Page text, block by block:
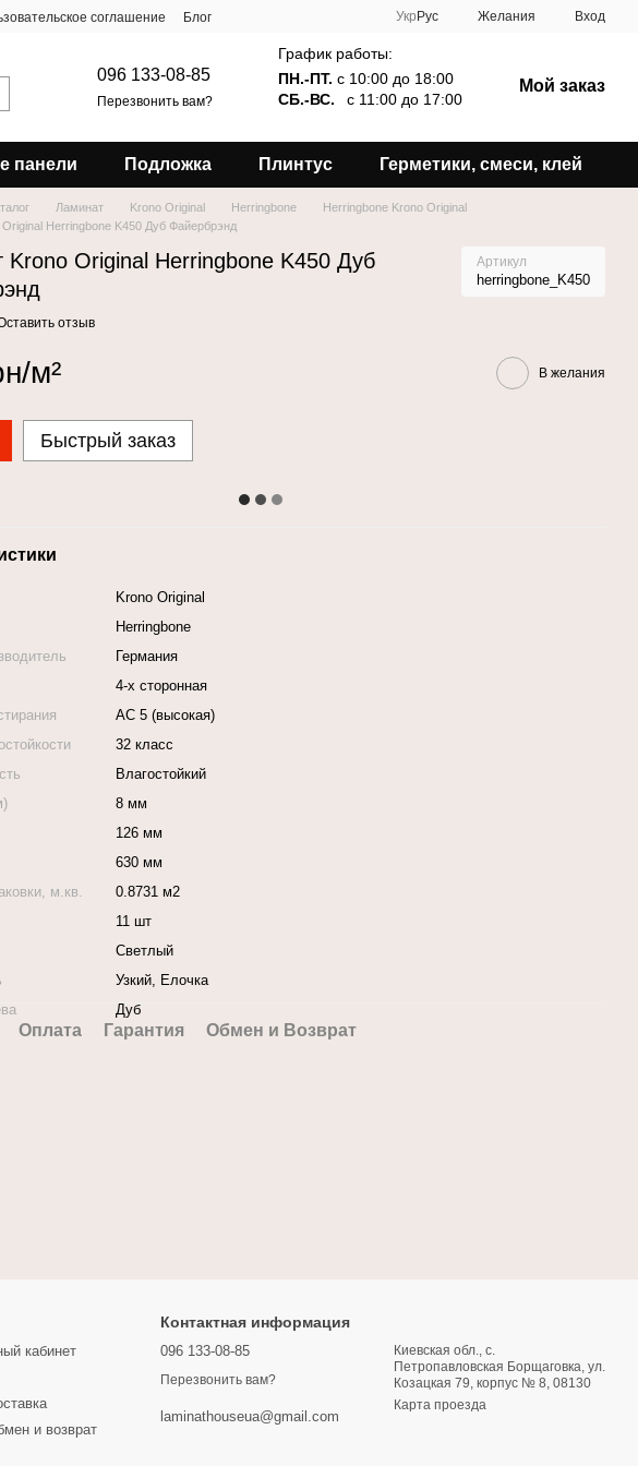
соглашение Блог Укр Рус Желания Вход
096 133-08-85
Перезвонить вам?
График работы:
ПН.-ПТ. с 10:00 до 18:00
СБ.-ВС.
с 11:00 до 17:00
Мой заказ
панели Подложка Плинтус Герметики, смеси, клей
Ламинат Krono Original Herringbone
Herringbone Krono Original
Herringbone K450 Дуб Файербрэнд
Krono Original Herringbone K450 Дуб
Артикул
herringbone_K450
отзыв
м² В желания
Быстрый заказ
Krono Original
Herringbone
Германия
4-х сторонная
АС 5 (высокая)
32 класс
Влагостойкий
8 мм
126 мм
630 мм
м.кв.
0.8731 м2
11 шт
Светлый
Узкий, Елочка
Дуб
Оплата Гарантия Обмен и Возврат
кабинет
и возврат
Контактная информация
096 133-08-85
Перезвонить вам?
laminathouseua@gmail.com
Киевская обл., с.
Петропавловская Борщаговка, ул.
Козацкая 79, корпус № 8, 08130
Карта проезда